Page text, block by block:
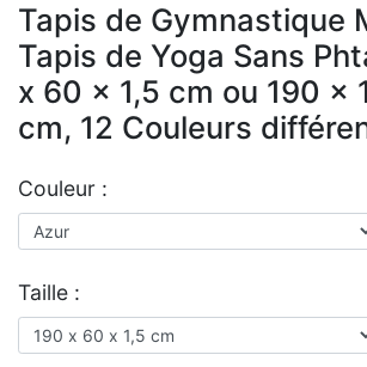
Tapis de Gymnastique
Tapis de Yoga Sans
x 60 x 1,5 cm ou 190 x
cm, 12 Couleurs
Couleur :
Taille :